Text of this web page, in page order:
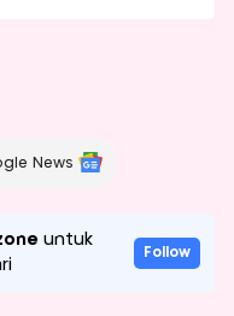
News
untuk
Follow